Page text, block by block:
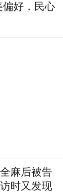
偏好，民心
麻后被告
时又发现